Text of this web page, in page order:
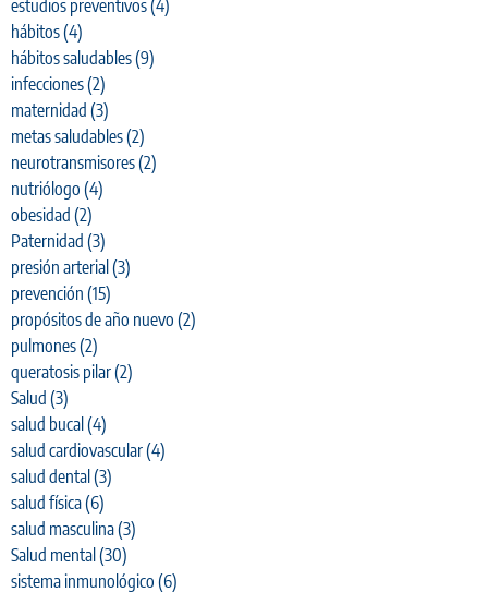
estudios preventivos(4)
hábitos(4)
hábitos saludables(9)
infecciones(2)
maternidad (3)
metas saludables(2)
neurotransmisores(2)
nutriólogo (4)
obesidad (2)
Paternidad (3)
presión arterial (3)
prevención (15)
propósitos de año nuevo (2)
pulmones(2)
queratosis pilar(2)
Salud (3)
salud bucal (4)
salud cardiovascular(4)
salud dental (3)
salud física(6)
salud masculina(3)
Salud mental (30)
sistema inmunológico (6)